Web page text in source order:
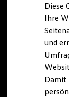
Anpfiff
Diese
Ihre
und
Damit